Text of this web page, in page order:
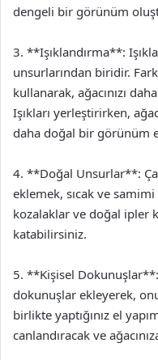
dengeli bir görünüm
3. **Işıklandırma**:
unsurlarından biridir.
kullanarak, ağacınızı
Işıkları yerleştirirken,
daha doğal bir görünüm
4. **Doğal Unsurlar**:
eklemek, sıcak ve
kozalaklar ve doğal ipler
katabilirsiniz.
5. **Kişisel
dokunuşlar ekleyerek,
birlikte yaptığınız el
canlandıracak ve